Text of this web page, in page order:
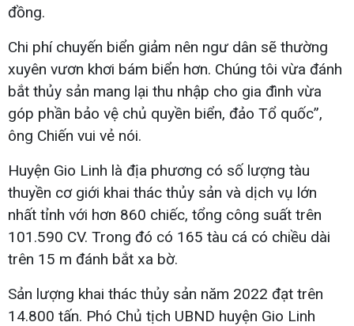
đồng.
Chi phí chuyến biển giảm nên ngư dân sẽ thường
xuyên vươn khơi bám biển hơn. Chúng tôi vừa đánh
bắt thủy sản mang lại thu nhập cho gia đình vừa
góp phần bảo vệ chủ quyền biển, đảo Tổ quốc”,
ông Chiến vui vẻ nói.
Huyện Gio Linh là địa phương có số lượng tàu
thuyền cơ giới khai thác thủy sản và dịch vụ lớn
nhất tỉnh với hơn 860 chiếc, tổng công suất trên
101.590 CV. Trong đó có 165 tàu cá có chiều dài
trên 15 m đánh bắt xa bờ.
Sản lượng khai thác thủy sản năm 2022 đạt trên
14.800 tấn. Phó Chủ tịch UBND huyện Gio Linh